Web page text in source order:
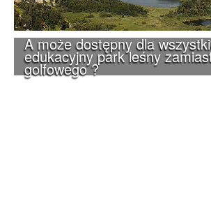
A może dostępny dla
edukacyjny park leśny
golfowego ?